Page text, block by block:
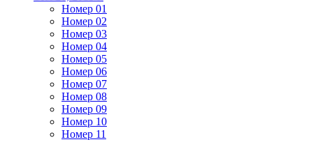
Номер 01
Номер 02
Номер 03
Номер 04
Номер 05
Номер 06
Номер 07
Номер 08
Номер 09
Номер 10
Номер 11